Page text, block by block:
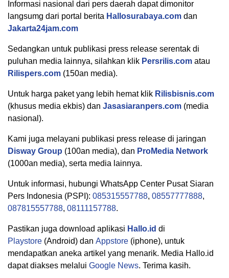
Informasi nasional dari pers daerah dapat dimonitor
langsumg dari portal berita Hallosurabaya.com dan
Jakarta24jam.com
Sedangkan untuk publikasi press release serentak di
puluhan media lainnya, silahkan klik Persrilis.com atau
Rilispers.com (150an media).
Untuk harga paket yang lebih hemat klik Rilisbisnis.com
(khusus media ekbis) dan Jasasiaranpers.com (media
nasional).
Kami juga melayani publikasi press release di jaringan
Disway Group (100an media), dan ProMedia Network
(1000an media), serta media lainnya.
Untuk informasi, hubungi WhatsApp Center Pusat Siaran
Pers Indonesia (PSPI): 085315557788, 08557777888,
087815557788, 08111157788.
Pastikan juga download aplikasi Hallo.id di
Playstore (Android) dan Appstore (iphone), untuk
mendapatkan aneka artikel yang menarik. Media Hallo.id
dapat diakses melalui Google News. Terima kasih.